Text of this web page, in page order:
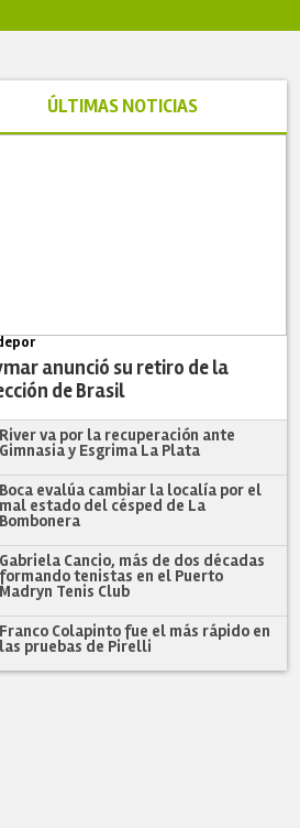
ÚLTIMAS NOTICIAS
anunció su retiro de la
de Brasil
River va por la recuperación ante
Gimnasia y Esgrima La Plata
Boca evalúa cambiar la localía por el
mal estado del césped de La
Bombonera
Gabriela Cancio, más de dos décadas
formando tenistas en el Puerto
Madryn Tenis Club
Franco Colapinto fue el más rápido en
las pruebas de Pirelli